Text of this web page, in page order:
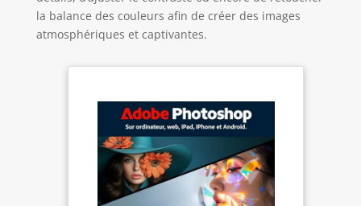
la balance des couleurs afin de créer des images
atmosphériques et captivantes.